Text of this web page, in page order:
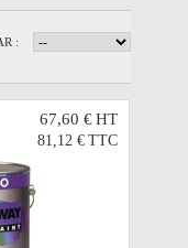
:
67,60 €HT
81,12 € TTC